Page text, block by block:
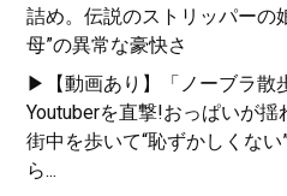
詰め。伝説のストリッパーの
母”の異常な豪快さ
▶【動画あり】「ノーブラ散
Youtuberを直撃!おっぱいが揺
街中を歩いて“恥ずかしくない
ら...